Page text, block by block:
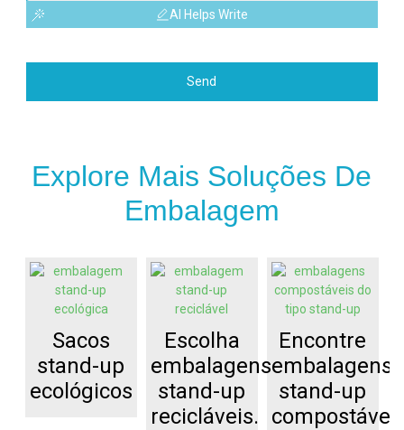
AI Helps Write
Send
Explore Mais Soluções De
Embalagem
Sacos
stand-up
ecológicos
Escolha
embalagens
stand-up
recicláveis.
Encontre
embalagens
stand-up